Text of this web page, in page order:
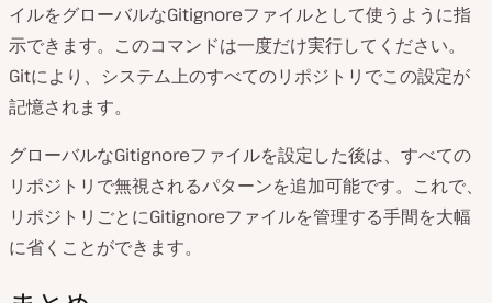
イルをグローバルなGitignoreファイルとして使うように指
示できます。このコマンドは一度だけ実行してください。
Gitにより、システム上のすべてのリポジトリでこの設定が
記憶されます。
グローバルなGitignoreファイルを設定した後は、すべての
リポジトリで無視されるパターンを追加可能です。これで、
リポジトリごとにGitignoreファイルを管理する手間を大幅
に省くことができます。